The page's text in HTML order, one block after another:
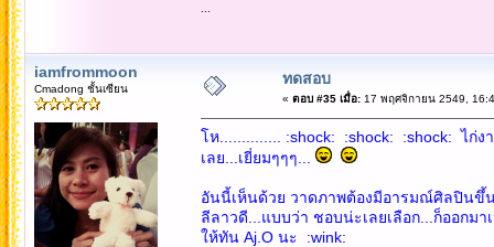
iamfrommoon
Cmadong ชั้นเซียน
ทดสอบ
« ตอบ #35 เมื่อ:17 พฤศจิกายน 2549,
โห.............. :shock: :shock: :shock: ไก่
เลย...เยี่ยมๆๆๆ...
อันนี้เห็นด้วย วาดภาพต้องมีอารมณ์ศิลปินขึ้
ลีลาวดี...แบบว่า ชอบน่ะเลยเลือก...ก็ออกม
ให้ทัน Aj.O นะ :wink: